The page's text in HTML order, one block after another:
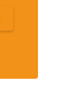
Marina